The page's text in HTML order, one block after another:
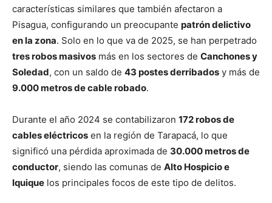
características similares que también afectaron a
Pisagua, configurando un preocupante patrón delictivo
en la zona. Solo en lo que va de 2025, se han perpetrado
tres robos masivos más en los sectores de Canchones y
Soledad, con un saldo de 43 postes derribados y más de
9.000 metros de cable robado.
Durante el año 2024 se contabilizaron 172 robos de
cables eléctricos en la región de Tarapacá, lo que
significó una pérdida aproximada de 30.000 metros de
conductor, siendo las comunas de Alto Hospicio e
Iquique los principales focos de este tipo de delitos.